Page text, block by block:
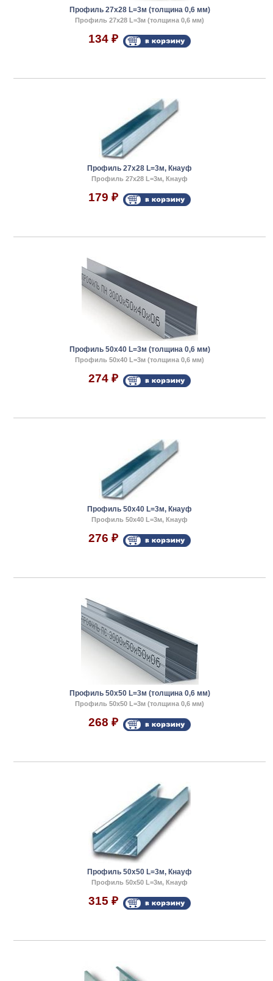
Профиль 27x28 L=3м (толщина 0,6 мм)
Профиль 27x28 L=3м (толщина 0,6 мм)
134 ₽
Профиль 27x28 L=3м, Кнауф
Профиль 27x28 L=3м, Кнауф
179 ₽
Профиль 50x40 L=3м (толщина 0,6 мм)
Профиль 50x40 L=3м (толщина 0,6 мм)
274 ₽
Профиль 50x40 L=3м, Кнауф
Профиль 50x40 L=3м, Кнауф
276 ₽
Профиль 50x50 L=3м (толщина 0,6 мм)
Профиль 50x50 L=3м (толщина 0,6 мм)
268 ₽
Профиль 50x50 L=3м, Кнауф
Профиль 50x50 L=3м, Кнауф
315 ₽